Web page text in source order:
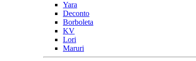
Yara
Deconto
Borboleta
KV
Lori
Maruri